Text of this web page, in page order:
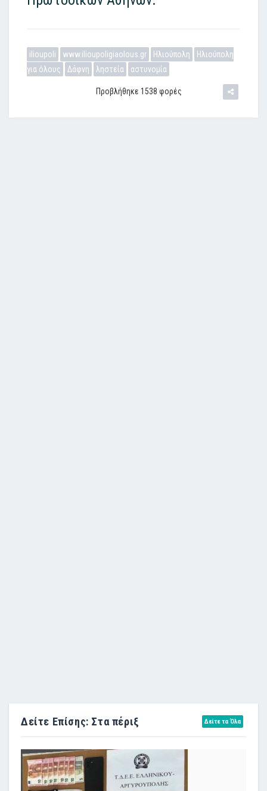
ilioupoli www.ilioupoligiaolous.gr Ηλιούπολη
Ηλιούπολη
για όλους
Δάφνη ληστεία αστυνομία
Προβλήθηκε 1538 φορές
Δείτε Επίσης: Στα πέριξ Δείτε τα Όλα